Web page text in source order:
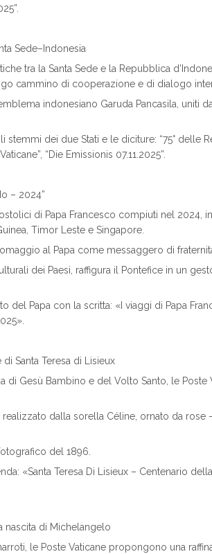
Sede–Indonesia
tra la Santa Sede e la Repubblica
cammino di cooperazione e di dialogo
indonesiano Garuda Pancasila, uniti
stemmi dei due Stati e le diciture: “75° delle
“Die Emissionis 07.11.2025”.
– 2024”
di Papa Francesco compiuti nel 2024,
Timor Leste e Singapore.
al Papa come messaggero di
dei Paesi, raffigura il Pontefice in un
del Papa con la scritta: «I viaggi di Papa
Santa Teresa di Lisieux
di Gesù Bambino e del Volto Santo, le Poste
dalla sorella Céline, ornato da
del 1896.
«Santa Teresa Di Lisieux – Centenario
nascita di Michelangelo
le Poste Vaticane propongono una